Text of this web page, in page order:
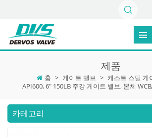
제품
홈 > 게이트 밸브 > 캐스트 스틸 게
API600, 6" 150LB 주강 게이트 밸브, 본체
카테고리